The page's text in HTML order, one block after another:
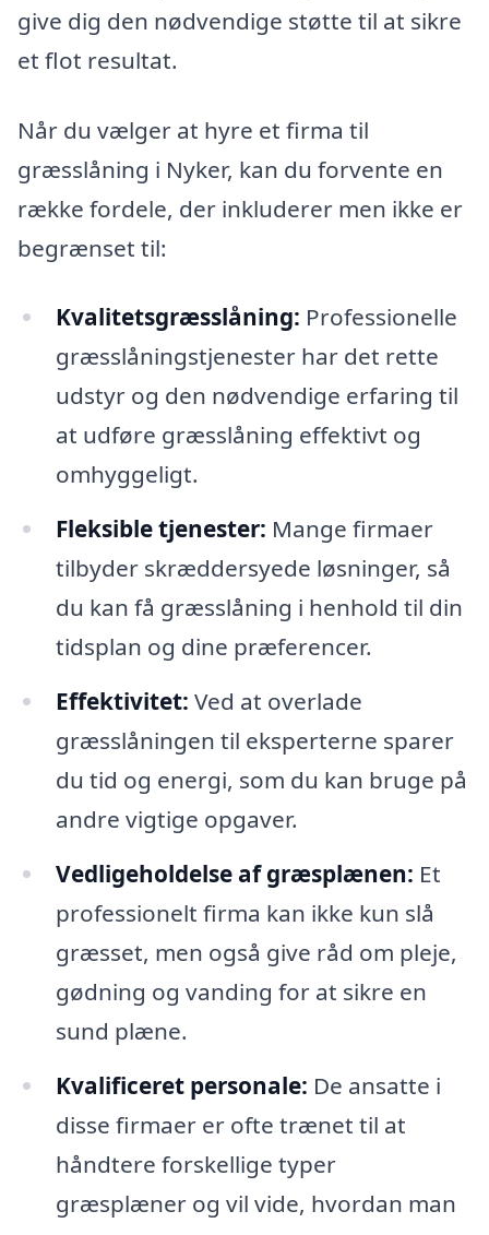
give dig den nødvendige støtte til at sikre
et flot resultat.
Når du vælger at hyre et firma til
græsslåning i Nyker, kan du forvente en
række fordele, der inkluderer men ikke er
begrænset til:
Kvalitetsgræsslåning: Professionelle
græsslåningstjenester har det rette
udstyr og den nødvendige erfaring til
at udføre græsslåning effektivt og
omhyggeligt.
Fleksible tjenester: Mange firmaer
tilbyder skræddersyede løsninger, så
du kan få græsslåning i henhold til din
tidsplan og dine præferencer.
Effektivitet: Ved at overlade
græsslåningen til eksperterne sparer
du tid og energi, som du kan bruge på
andre vigtige opgaver.
Vedligeholdelse af græsplænen: Et
professionelt firma kan ikke kun slå
græsset, men også give råd om pleje,
gødning og vanding for at sikre en
sund plæne.
Kvalificeret personale: De ansatte i
disse firmaer er ofte trænet til at
håndtere forskellige typer
græsplæner og vil vide, hvordan man